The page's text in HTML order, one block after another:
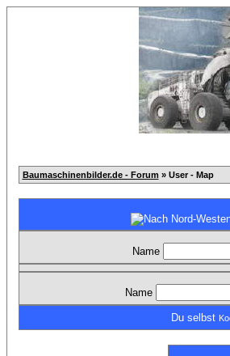
Baumaschinenbilder.de - Forum » User - Map
Name
Name
Du selbst